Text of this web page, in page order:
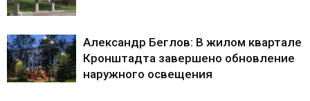
Александр Беглов: В жилом квартале
Кронштадта завершено обновление
наружного освещения